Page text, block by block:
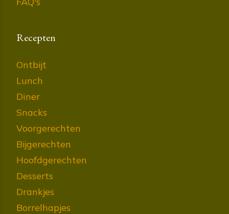
Recepten
Ontbijt
Lunch
Diner
Snacks
Voorgerechten
Bijgerechten
Hoofdgerechten
Desserts
Drankjes
Borrelhapjes